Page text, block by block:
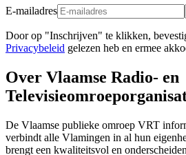
E-mailadres
Door op "Inschrijven" te klikken,
Privacybeleid gelezen heb en ermee
Over Vlaamse Radio- en
De Vlaamse publieke omroep VRT
verbindt alle Vlamingen in al hun
brengt een kwaliteitsvol en